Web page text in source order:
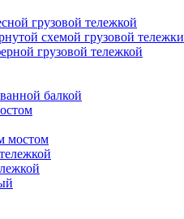
грузовой тележкой
схемой грузовой тележки
грузовой тележкой
балкой
мостом